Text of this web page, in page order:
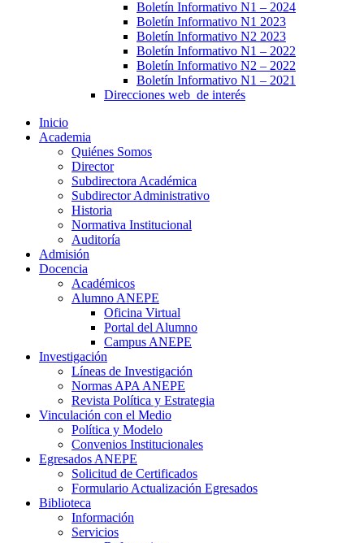
Boletín Informativo N1 – 2024
Boletín Informativo N1 2023
Boletín Informativo N2 2023
Boletín Informativo N1 – 2022
Boletín Informativo N2 – 2022
Boletín Informativo N1 – 2021
Direcciones web de interés
Inicio
Academia
Quiénes Somos
Director
Subdirectora Académica
Subdirector Administrativo
Historia
Normativa Institucional
Auditoría
Admisión
Docencia
Académicos
Alumno ANEPE
Oficina Virtual
Portal del Alumno
Campus ANEPE
Investigación
Líneas de Investigación
Normas APA ANEPE
Revista Política y Estrategia
Vinculación con el Medio
Política y Modelo
Convenios Institucionales
Egresados ANEPE
Solicitud de Certificados
Formulario Actualización Egresados
Biblioteca
Información
Servicios